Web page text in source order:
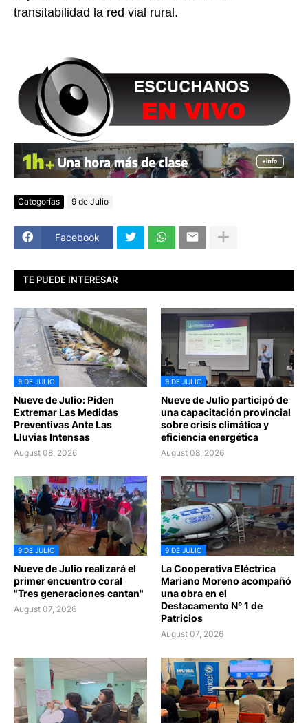
transitabilidad la red vial rural.
Categorías 9 de Julio
Facebook
TE PUEDE INTERESAR
9 DE JULIO
Nueve de Julio: Piden
Extremar Las Medidas
Preventivas Ante Las
Lluvias Intensas
August 08, 2026
9 DE JULIO
Nueve de Julio participó de
una capacitación provincial
sobre crisis climática y
eficiencia energética
August 08, 2026
9 DE JULIO
Nueve de Julio realizará el
primer encuentro coral
"Tres generaciones cantan"
August 07, 2026
9 DE JULIO
La Cooperativa Eléctrica
Mariano Moreno acompañó
una obra en el
Destacamento N° 1 de
Patricios
August 07, 2026